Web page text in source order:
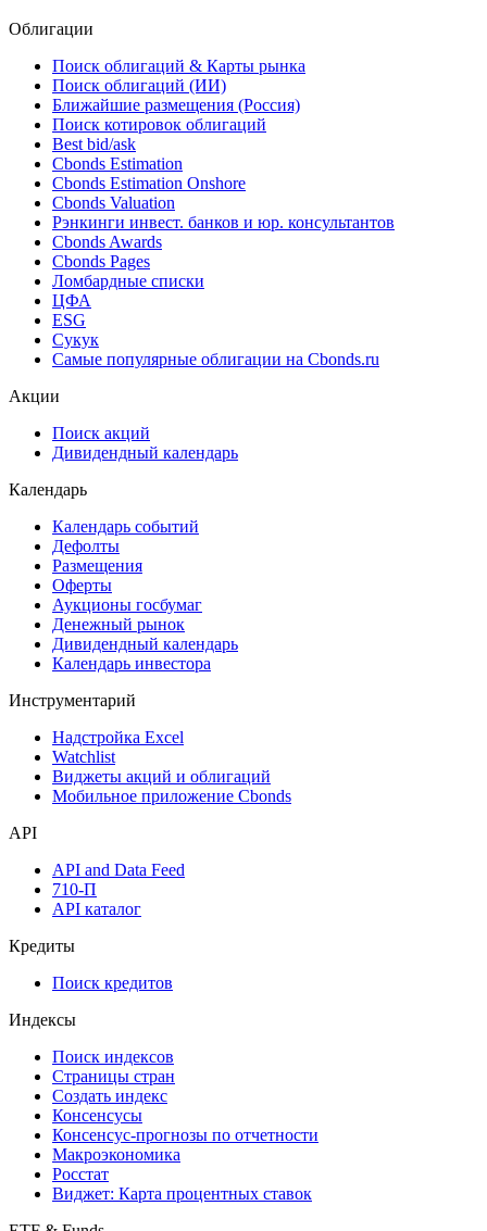
«Атомэнергопром» серии 001P-17 установлен на уровне
15.07.2026
Облигации
Поиск облигаций & Карты рынка
Поиск облигаций (ИИ)
Ближайшие размещения (Россия)
Поиск котировок облигаций
Best bid/ask
Cbonds Estimation
Cbonds Estimation Onshore
Cbonds Valuation
Рэнкинги инвест. банков и юр. консультантов
Cbonds Awards
Cbonds Pages
Ломбардные списки
ESG
Самые популярные облигации на Cbonds.ru
Дивидендный календарь
Календарь
Календарь событий
Дефолты
Размещения
Оферты
Аукционы госбумаг
Денежный рынок
Календарь инвестора
Инструментарий
Надстройка Excel
Мобильное приложение Cbonds
API
API and Data Feed
API каталог
Кредиты
Поиск кредитов
Индексы
Поиск индексов
Страницы стран
Создать индекс
Консенсусы
Консенсус-прогнозы по отчетности